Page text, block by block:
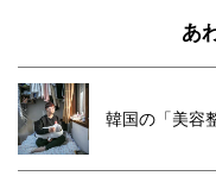
あ
韓国の「美容